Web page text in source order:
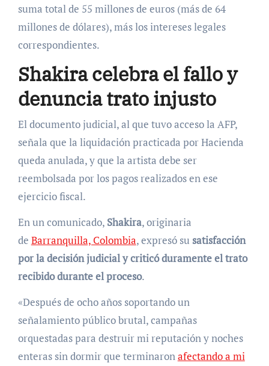
suma total de 55 millones de euros (más de 64
millones de dólares), más los intereses legales
correspondientes.
Shakira celebra el fallo y
denuncia trato injusto
El documento judicial, al que tuvo acceso la AFP,
señala que la liquidación practicada por Hacienda
queda anulada, y que la artista debe ser
reembolsada por los pagos realizados en ese
ejercicio fiscal.
En un comunicado, Shakira, originaria
de Barranquilla, Colombia, expresó su satisfacción
por la decisión judicial y criticó duramente el trato
recibido durante el proceso.
«Después de ocho años soportando un
señalamiento público brutal, campañas
orquestadas para destruir mi reputación y noches
enteras sin dormir que terminaron afectando a mi